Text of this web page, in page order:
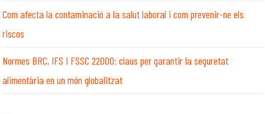
Com afecta la contaminació a la salut laboral i com prevenir-ne els
riscos
Normes BRC, IFS i FSSC 22000: claus per garantir la seguretat
alimentària en un món globalitzat